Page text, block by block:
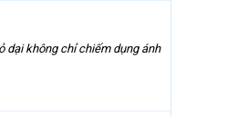
dại không chỉ chiếm dụng ánh